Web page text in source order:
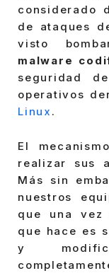
considerado
de ataques
visto
malware
seguridad
operativos
Linux .
El
realizar sus
Más sin
nuestros
que una vez
que hace es s
y